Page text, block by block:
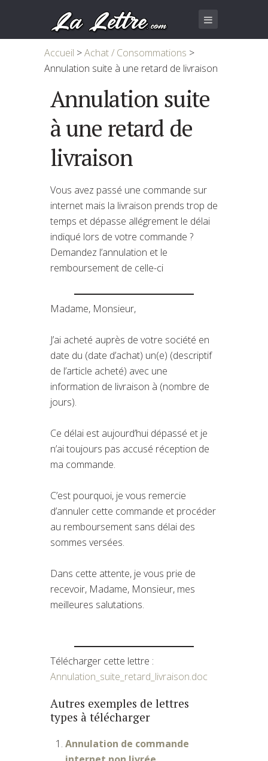
Accueil >Achat / Consommations >
Annulation suite à une retard de livraison
Annulation suite
à une retard de
livraison
Vous avez passé une commande sur
internet mais la livraison prends trop de
temps et dépasse allégrement le délai
indiqué lors de votre commande ?
Demandez l’annulation et le
remboursement de celle-ci
Madame, Monsieur,
J’ai acheté auprès de votre société en
date du (date d’achat) un(e) (descriptif
de l’article acheté) avec une
information de livraison à (nombre de
jours).
Ce délai est aujourd’hui dépassé et je
n’ai toujours pas accusé réception de
ma commande.
C’est pourquoi, je vous remercie
d’annuler cette commande et procéder
au remboursement sans délai des
sommes versées.
Dans cette attente, je vous prie de
recevoir, Madame, Monsieur, mes
meilleures salutations.
Télécharger cette lettre :
Annulation_suite_retard_livraison.doc
Autres exemples de lettres
types à télécharger
Annulation de commande